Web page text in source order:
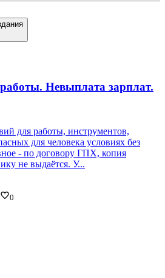
Невыплата зарплат.
для работы, инструментов,
для человека условиях без
- по договору ГПХ, копия
не выдаётся. У...
0